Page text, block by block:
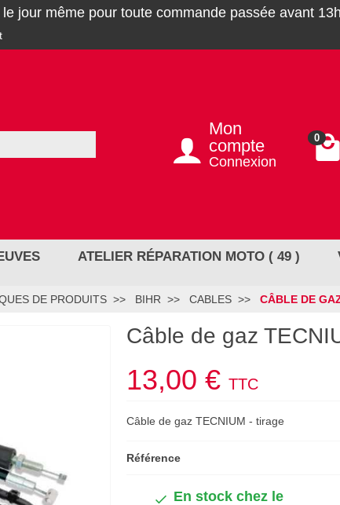
jour même pour toute commande passée avant
Mon
compte
Connexion
0
ATELIER RÉPARATION MOTO ( 49 )
DE PRODUITS BIHR CABLES CÂBLE DE
Câble de gaz
13,00 €TTC
Câble de gaz TECNIUM - tirage
Référence
En stock chez le